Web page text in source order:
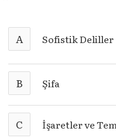
A Sofistik Deliller
B Şifa
C İşaretler ve